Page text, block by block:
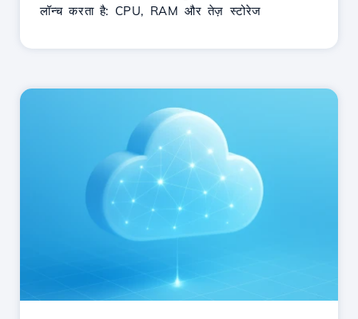
लॉन्च करता है: CPU, RAM और तेज़ स्टोरेज